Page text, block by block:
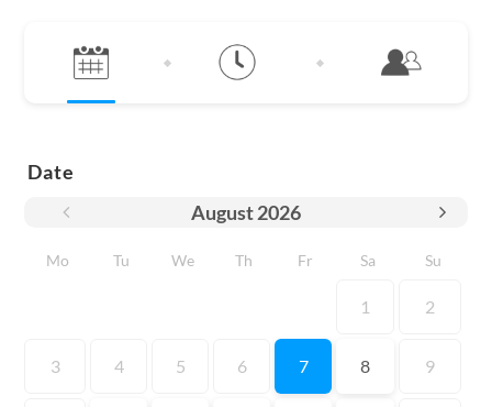
Date
August2026
Mo Tu We Th Fr Sa Su
1 2
3 4 5 6 7 8 9